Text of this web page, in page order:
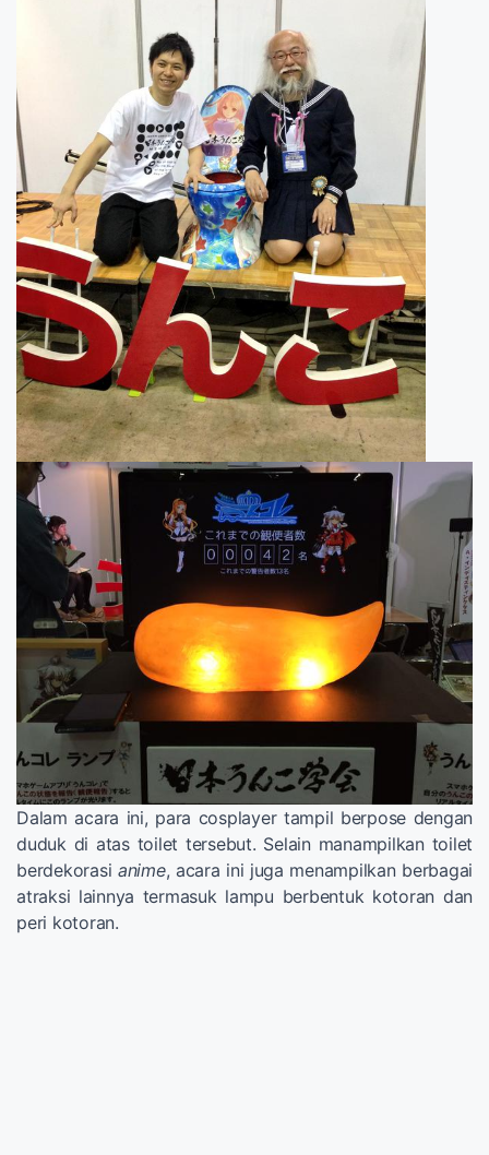
Dalam acara ini, para cosplayer tampil berpose dengan
duduk di atas toilet tersebut. Selain manampilkan toilet
berdekorasi anime, acara ini juga menampilkan berbagai
atraksi lainnya termasuk lampu berbentuk kotoran dan
peri kotoran.